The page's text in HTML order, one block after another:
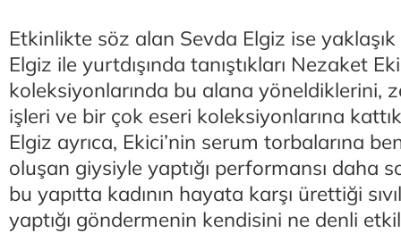
Etkinlikte söz alan Sevda Elgiz ise yaklaşık
Elgiz ile yurtdışında tanıştıkları Nezaket
koleksiyonlarında bu alana yöneldiklerini,
işleri ve bir çok eseri koleksiyonlarına
Elgiz ayrıca, Ekici’nin serum torbalarına
oluşan giysiyle yaptığı performansı daha
bu yapıtta kadının hayata karşı ürettiği
yaptığı göndermenin kendisini ne denli